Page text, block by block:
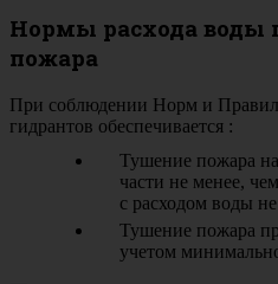
Нормы расхода воды
пожара
При соблюдении Норм и
гидрантов обеспечивается :
Тушение пожара
части не менее,
с расходом воды
Тушение пожара
учетом